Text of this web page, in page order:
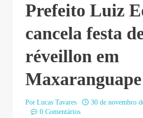
Prefeito Luiz
cancela festa
réveillon em
Maxaranguape
Por Lucas Tavares
30 de novembro
0 Comentários